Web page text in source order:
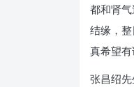
都和肾
结缘，
真希望
张昌绍